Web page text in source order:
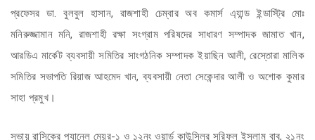
প্রফেসর ডা. বুলবুল হাসান, রাজশাহী চেম্বার অব কমার্স এ্যান্ড ইন্ডাস্ট্রি মোঃ
মনিরুজ্জামান মনি, রাজশাহী রক্ষা সংগ্রাম পরিষদের সাধারণ সম্পাদক জামাত খান,
আরডিএ মার্কেট ব্যবসায়ী সমিতির সাংগঠনিক সম্পাদক ইয়াছিন আলী, রেস্তোরা মালিক
সমিতির সভাপতি রিয়াজ আহমেদ খান, ব্যবসায়ী নেতা সেকেন্দার আলী ও অশোক কুমার
সাহা প্রমুখ।
সভায় রাসিকের প্যানেল মেয়র-১ ও ১২নং ওয়ার্ড কাউন্সিলর সরিফুল ইসলাম বাবু, ২১নং